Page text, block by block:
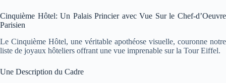
Cinquième Hôtel: Un Palais Princier avec Vue Sur le Chef-d’Oeuvre
Parisien
Le Cinquième Hôtel, une véritable apothéose visuelle, couronne notre
liste de joyaux hôteliers offrant une vue imprenable sur la Tour Eiffel.
Une Description du Cadre